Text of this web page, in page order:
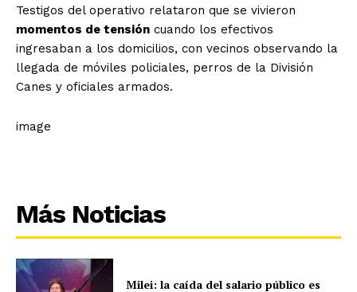
Testigos del operativo relataron que se vivieron
momentos de tensión cuando los efectivos
ingresaban a los domicilios, con vecinos observando la
llegada de móviles policiales, perros de la División
Canes y oficiales armados.
image
Más Noticias
Milei: la caída del salario público es